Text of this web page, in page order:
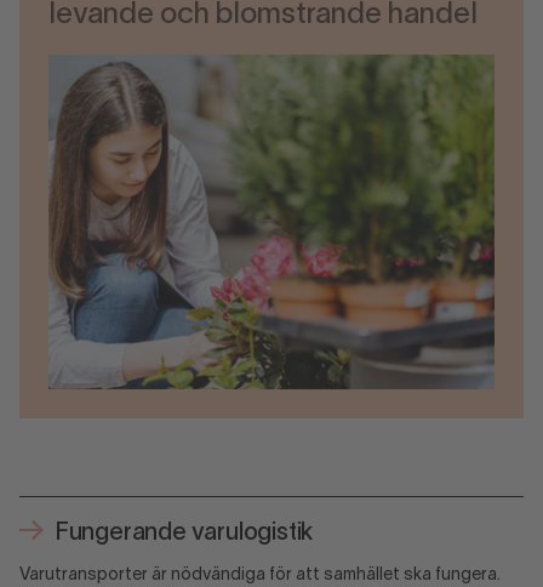
levande och blomstrande handel
Fungerande varulogistik
Varutransporter är nödvändiga för att samhället ska fungera.